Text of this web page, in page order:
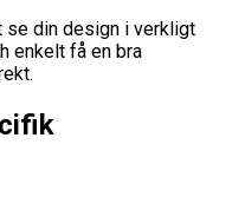
se din design i verkligt
enkelt få en bra